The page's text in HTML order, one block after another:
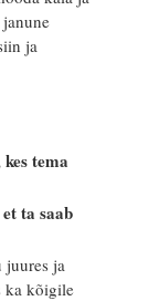
ja
tema
ta saab
juures ja
ka kõigile